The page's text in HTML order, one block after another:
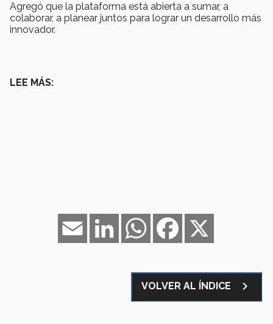
Agregó que la plataforma está abierta a sumar, a
colaborar, a planear juntos para lograr un desarrollo más
innovador.
LEE MÁS:
Facebook
WhatsApp
LinkedIn
Email
VOLVER AL ÍNDICE navigate_next